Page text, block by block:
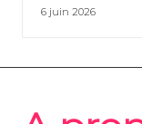
6 juin 2026